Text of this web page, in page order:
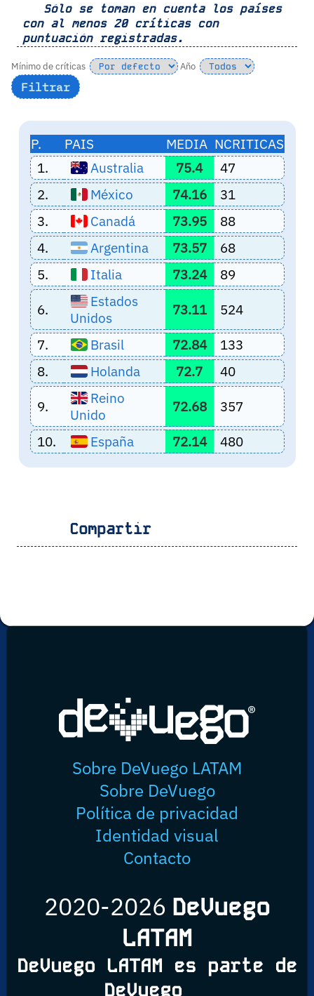
Sólo se toman en cuenta los países
con al menos 20 críticas con
puntuación registradas.
Mínimo de críticas Año
P. PAIS MEDIA NCRITICAS
1.
Australia 75.4
47
2.
México 74.16
31
3.
Canadá 73.95
88
4.
Argentina 73.57
68
5.
Italia 73.24 89
6.
Estados
Unidos
73.11 524
7. Brasil 72.84
133
8.
Holanda 72.7 40
9.
Reino
Unido
72.68 357
10. España 72.14 480
Compartir
Sobre DeVuego LATAM
Sobre DeVuego
Política de privacidad
Identidad visual
Contacto
2020-2026 DeVuego
LATAM
DeVuego LATAM es parte de
DeVuego